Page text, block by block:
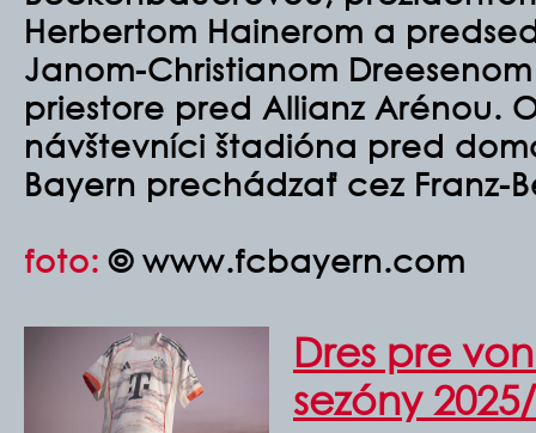
Herbertom Hainerom a
Janom-Christianom
priestore pred Allianz Arénou.
návštevníci štadióna pred
Bayern prechádzať cez Franz-
foto:© www.fcbayern.com
Dres pre
sezóny